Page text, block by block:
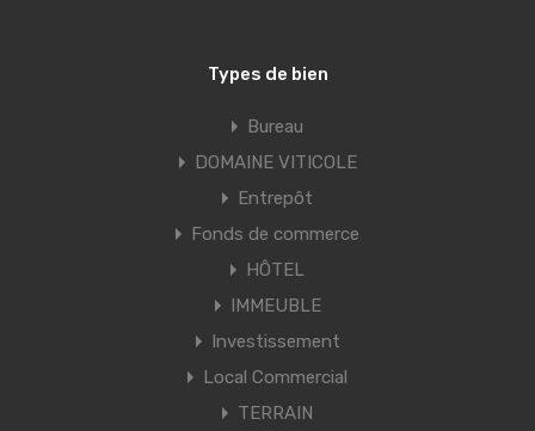
Types de bien
Bureau
DOMAINE VITICOLE
Entrepôt
Fonds de commerce
HÔTEL
IMMEUBLE
Investissement
Local Commercial
TERRAIN